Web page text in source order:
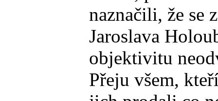
naznačili, že se
Jaroslava
objektivitu
Přeju všem,